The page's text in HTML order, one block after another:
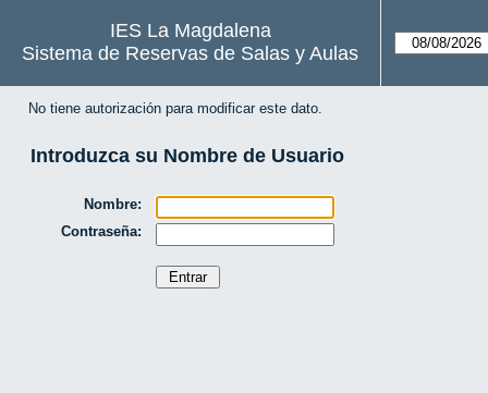
IES La Magdalena
Sistema de Reservas de Salas y Aulas
No tiene autorización para modificar este dato.
Introduzca su Nombre de Usuario
Nombre:
Contraseña: